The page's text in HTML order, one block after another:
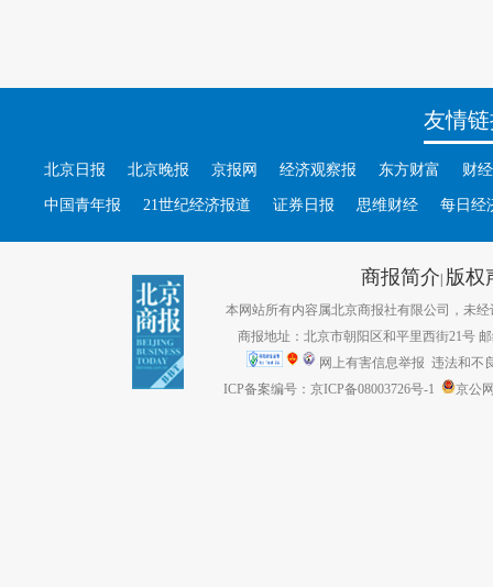
友情
北京日报 北京晚报 京报网 经济观察报 东方财富 财
中国青年报 21世纪经济报道 证券日报 思维财经 每日经
商报简介| 版权
本网站所有内容属北京商报社有限公司，未经
商报地址：北京市朝阳区和平里西街21号
网上有害信息举报 违法和不
ICP备案编号：京ICP备08003726号-1
京公